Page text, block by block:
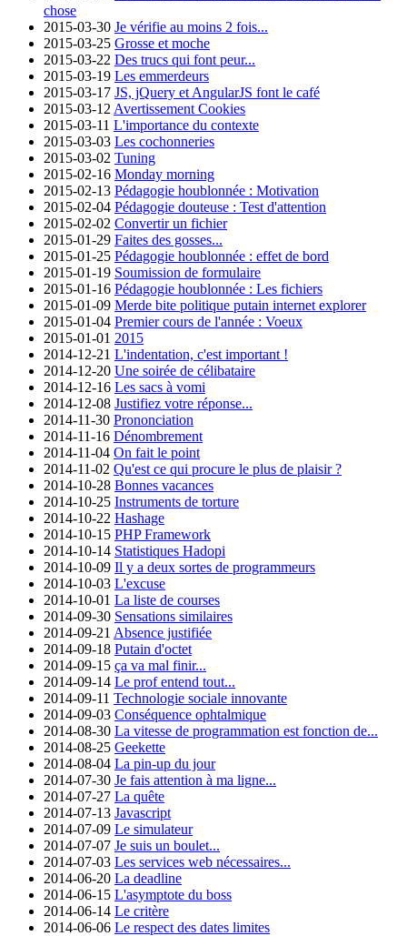
chose
2015-03-30 Je vérifie au moins 2 fois...
2015-03-25 Grosse et moche
2015-03-22 Des trucs qui font peur...
2015-03-19 Les emmerdeurs
2015-03-17 JS, jQuery et AngularJS font le café
2015-03-12 Avertissement Cookies
2015-03-11 L'importance du contexte
2015-03-03 Les cochonneries
2015-03-02 Tuning
2015-02-16 Monday morning
2015-02-13 Pédagogie houblonnée : Motivation
2015-02-04 Pédagogie douteuse : Test d'attention
2015-02-02 Convertir un fichier
2015-01-29 Faites des gosses...
2015-01-25 Pédagogie houblonnée : effet de bord
2015-01-19 Soumission de formulaire
2015-01-16 Pédagogie houblonnée : Les fichiers
2015-01-09 Merde bite politique putain internet explorer
2015-01-04 Premier cours de l'année : Voeux
2015-01-01 2015
2014-12-21 L'indentation, c'est important !
2014-12-20 Une soirée de célibataire
2014-12-16 Les sacs à vomi
2014-12-08 Justifiez votre réponse...
2014-11-30 Prononciation
2014-11-16 Dénombrement
2014-11-04 On fait le point
2014-11-02 Qu'est ce qui procure le plus de plaisir ?
2014-10-28 Bonnes vacances
2014-10-25 Instruments de torture
2014-10-22 Hashage
2014-10-15 PHP Framework
2014-10-14 Statistiques Hadopi
2014-10-09 Il y a deux sortes de programmeurs
2014-10-03 L'excuse
2014-10-01 La liste de courses
2014-09-30 Sensations similaires
2014-09-21 Absence justifiée
2014-09-18 Putain d'octet
2014-09-15 ça va mal finir...
2014-09-14 Le prof entend tout...
2014-09-11 Technologie sociale innovante
2014-09-03 Conséquence ophtalmique
2014-08-30 La vitesse de programmation est fonction de...
2014-08-25 Geekette
2014-08-04 La pin-up du jour
2014-07-30 Je fais attention à ma ligne...
2014-07-27 La quête
2014-07-13 Javascript
2014-07-09 Le simulateur
2014-07-07 Je suis un boulet...
2014-07-03 Les services web nécessaires...
2014-06-20 La deadline
2014-06-15 L'asymptote du boss
2014-06-14 Le critère
2014-06-06 Le respect des dates limites